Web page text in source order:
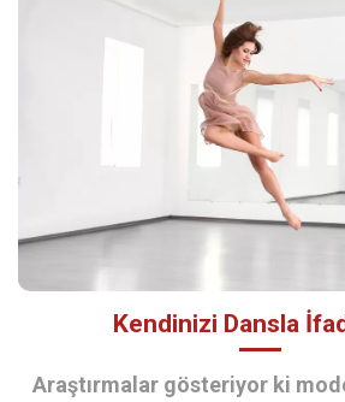
Kendinizi Dansla
Araştırmalar gösteriyor ki